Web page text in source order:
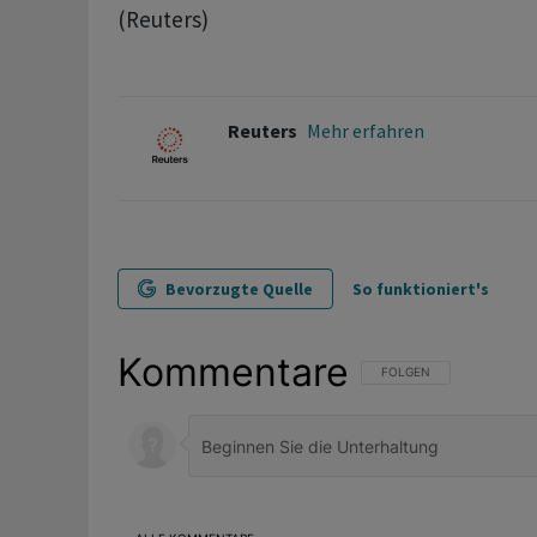
(Reuters)
Reuters Mehr erfahren
Bevorzugte Quelle So funktioniert's
Kommentare FOLGE DIESER
FOLGEN